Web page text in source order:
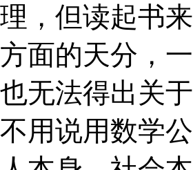
，但读起书
面的天分，
无法得出关
用说用数学